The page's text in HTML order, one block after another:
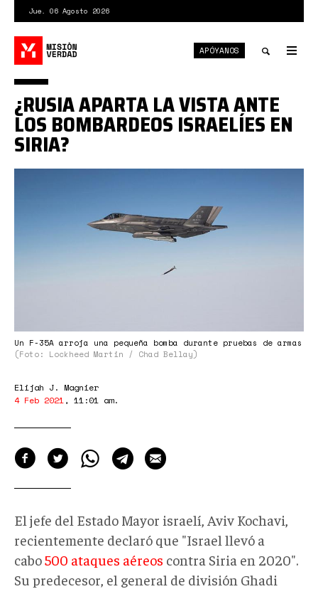
contenido
principal
Jue. 06 Agosto 2026
search
APÓYANOS
Un F-35A arroja una pequeña bomba durante pruebas de armas
(Foto: Lockheed Martin / Chad Bellay)
¿RUSIA APARTA LA VISTA ANTE
LOS BOMBARDEOS ISRAELÍES EN
SIRIA?
Elijah J. Magnier
4 Feb 2021, 11:01 am.
El jefe del Estado Mayor israelí, Aviv Kochavi,
recientemente declaró que "Israel llevó a
cabo500 ataques aéreos contra Siria en 2020".
Su predecesor, el general de división Ghadi